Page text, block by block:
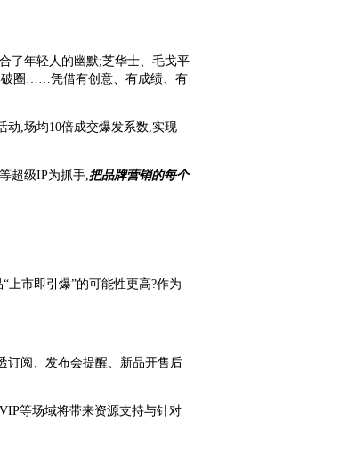
了年轻人的幽默;芝华士、毛戈平
破圈……凭借有创意、有成绩、有
动,场均10倍成交爆发系数,实现
超级IP为抓手,把品牌营销的每个
上市即引爆”的可能性更高?作为
订阅、发布会提醒、新品开售后
等场域将带来资源支持与针对